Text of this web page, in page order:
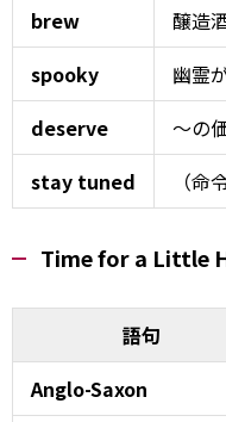
brew
醸造
spooky
幽霊
deserve
～の
stay tuned
（
Time for a Little
語句
Anglo-Saxon